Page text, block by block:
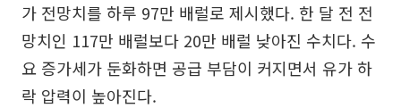
가 전망치를 하루 97만 배럴로 제시했다. 한 달 전 전
망치인 117만 배럴보다 20만 배럴 낮아진 수치다. 수
요 증가세가 둔화하면 공급 부담이 커지면서 유가 하
락 압력이 높아진다.